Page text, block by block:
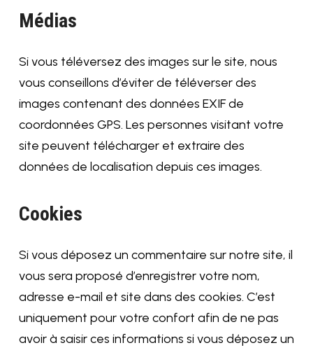
Médias
Si vous téléversez des images sur le site, nous
vous conseillons d’éviter de téléverser des
images contenant des données EXIF de
coordonnées GPS. Les personnes visitant votre
site peuvent télécharger et extraire des
données de localisation depuis ces images.
Cookies
Si vous déposez un commentaire sur notre site, il
vous sera proposé d’enregistrer votre nom,
adresse e-mail et site dans des cookies. C’est
uniquement pour votre confort afin de ne pas
avoir à saisir ces informations si vous déposez un